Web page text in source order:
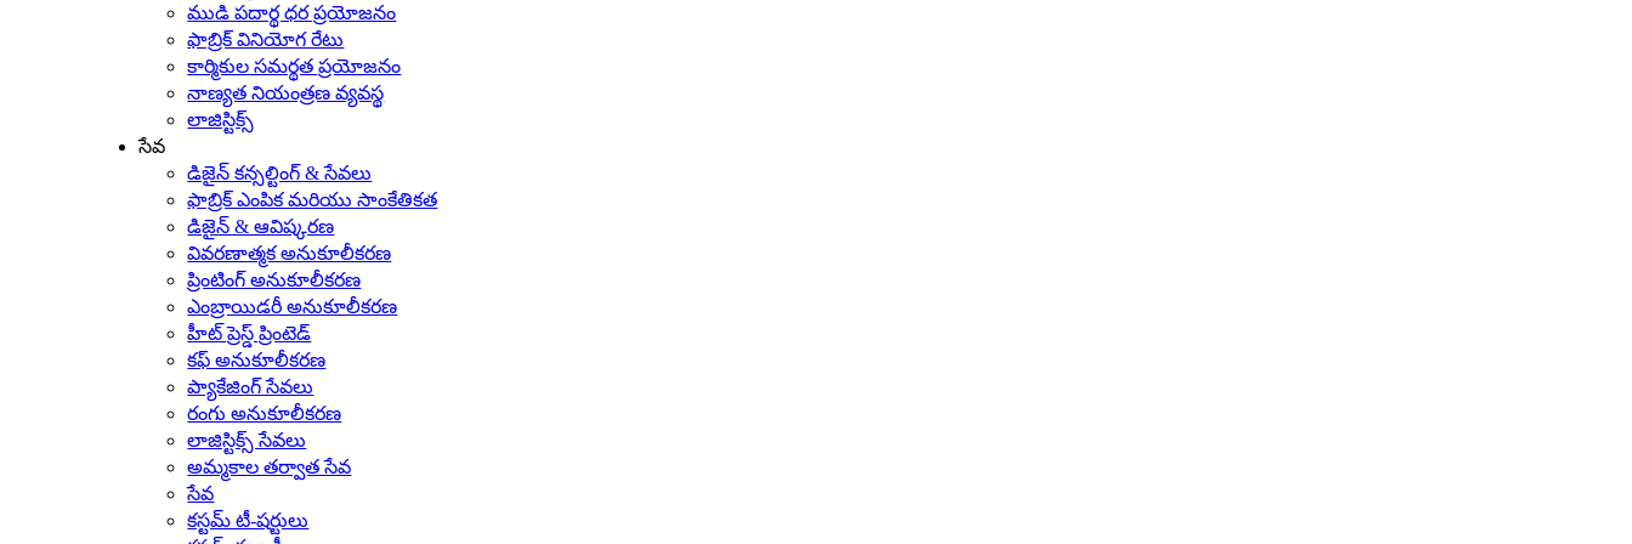
ముడి పదార్థ ధర ప్రయోజనం
ఫాబ్రిక్ వినియోగ రేటు
కార్మికుల సమర్థత ప్రయోజనం
నాణ్యత నియంత్రణ వ్యవస్థ
లాజిస్టిక్స్
సేవ
డిజైన్ కన్సల్టింగ్ & సేవలు
ఫాబ్రిక్ ఎంపిక మరియు సాంకేతికత
డిజైన్ & ఆవిష్కరణ
వివరణాత్మక అనుకూలీకరణ
ప్రింటింగ్ అనుకూలీకరణ
ఎంబ్రాయిడరీ అనుకూలీకరణ
హీట్ ప్రెస్డ్ ప్రింటెడ్
కఫ్ అనుకూలీకరణ
ప్యాకేజింగ్ సేవలు
రంగు అనుకూలీకరణ
లాజిస్టిక్స్ సేవలు
అమ్మకాల తర్వాత సేవ
సేవ
కస్టమ్ టీ-షర్టులు